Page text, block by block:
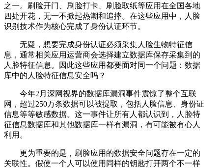
之一。刷脸开门、刷脸打卡、刷脸取纸等应用在全国各地
四处开花，无一不掀起热潮和追捧。在这些应用中，人脸
识别技术作为核心完成了身份认证环节。
无疑，想要完成身份认证必须采集人脸生物特征信
息，通常相关应用运营商会选择建立数据库保存采集到的
人脸特征信息。因此这些应用都要面对同一个问题：数据
库中的人脸特征信息安全吗？
今年2月深网视界的数据库漏洞事件震惊了整个互联
网，超过250万条数据可以被提取，包括人脸信息、身份证
信息等等敏感数据。这一事件让所有人都认识到，人脸特
征信息数据库和其他数据库一样有漏洞，有可能被有心人
利用。
更为重要的是，刷脸应用的数据安全问题存在一定的
关联性。假使一个人可以使用同样的钥匙打开两个不一样